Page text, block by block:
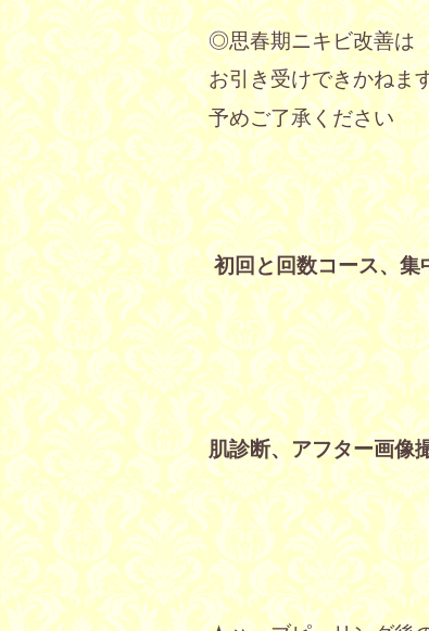
◎思春期ニキビ改善は
お引き受けできかねま
予めご了承ください
初回と回数コース、
肌診断、アフター画像